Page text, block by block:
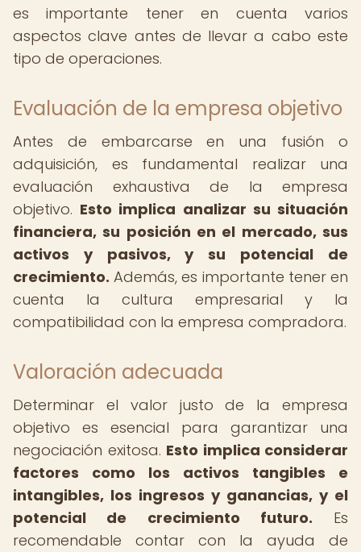
es importante tener en cuenta varios
aspectos clave antes de llevar a cabo este
tipo de operaciones.
Evaluación de la empresa objetivo
Antes de embarcarse en una fusión o
adquisición, es fundamental realizar una
evaluación exhaustiva de la empresa
objetivo. Esto implica analizar su situación
financiera, su posición en el mercado, sus
activos y pasivos, y su potencial de
crecimiento. Además, es importante tener en
cuenta la cultura empresarial y la
compatibilidad con la empresa compradora.
Valoración adecuada
Determinar el valor justo de la empresa
objetivo es esencial para garantizar una
negociación exitosa. Esto implica considerar
factores como los activos tangibles e
intangibles, los ingresos y ganancias, y el
potencial de crecimiento futuro. Es
recomendable contar con la ayuda de